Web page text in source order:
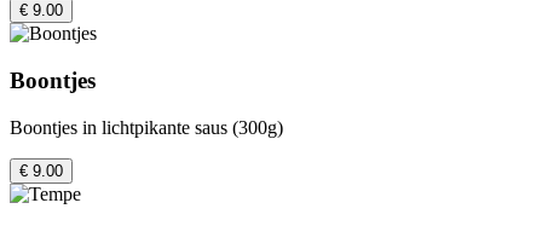
€ 9.00
Boontjes
Boontjes in lichtpikante saus (300g)
€ 9.00